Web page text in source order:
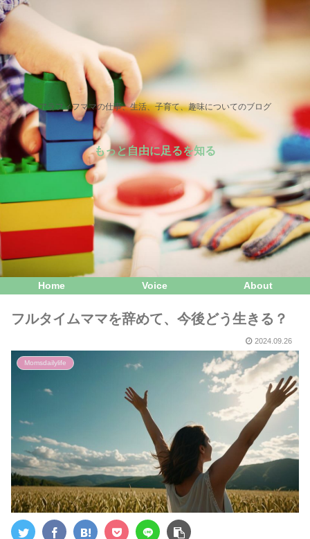
アラフィフママの仕事、生活、子育て、趣味についてのブログ
もっと自由に足るを知る
Home Voice About
フルタイムママを辞めて、今後どう生きる？
2024.09.26
Momsdailylife